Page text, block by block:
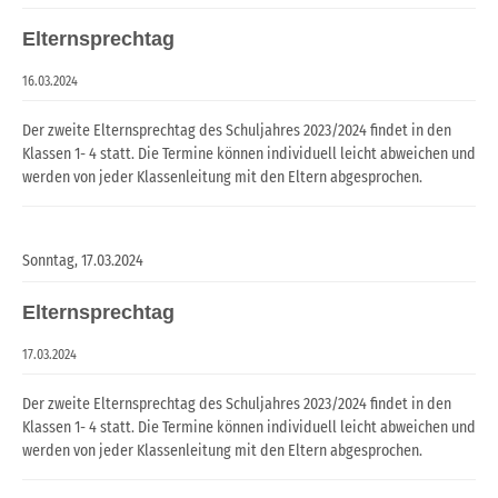
Elternsprechtag
16.03.2024
Der zweite Elternsprechtag des Schuljahres 2023/2024 findet in den
Klassen 1- 4 statt. Die Termine können individuell leicht abweichen und
werden von jeder Klassenleitung mit den Eltern abgesprochen.
Sonntag,17.03.2024
Elternsprechtag
17.03.2024
Der zweite Elternsprechtag des Schuljahres 2023/2024 findet in den
Klassen 1- 4 statt. Die Termine können individuell leicht abweichen und
werden von jeder Klassenleitung mit den Eltern abgesprochen.